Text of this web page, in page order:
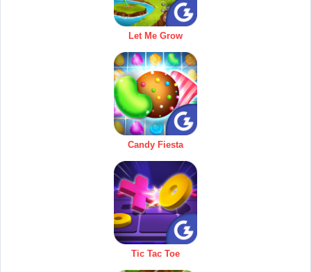
Let Me Grow
Candy Fiesta
Tic Tac Toe